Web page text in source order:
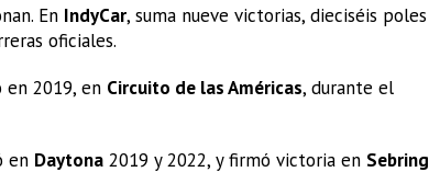
En IndyCar, suma nueve victorias, dieciséis poles
oficiales.
en 2019, en Circuito de las Américas, durante el
en Daytona 2019 y 2022, y firmó victoria en Sebring